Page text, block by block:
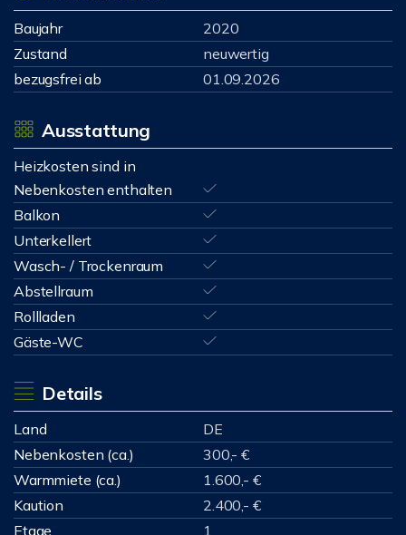
Baujahr
2020
Zustand
neuwertig
bezugsfrei ab
01.09.2026
Ausstattung
Heizkosten sind in
Nebenkosten enthalten
Balkon
Unterkellert
Wasch- / Trockenraum
Abstellraum
Rollladen
Gäste-WC
Details
Land
DE
Nebenkosten (ca.)
300,- €
Warmmiete (ca.)
1.600,- €
Kaution
2.400,- €
Etage
1